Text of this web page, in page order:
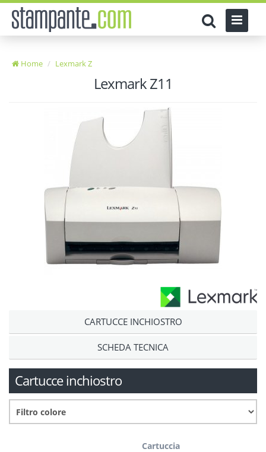
Home Lexmark Z
Lexmark Z11
CARTUCCE INCHIOSTRO
SCHEDA TECNICA
Cartucce inchiostro
Cartuccia